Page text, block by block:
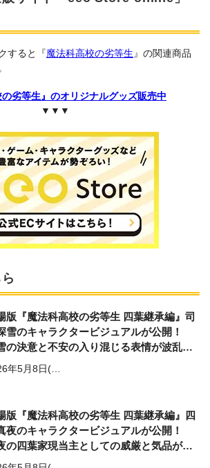
すると『魔法科高校の劣等生 』の関連商品
の劣等生』のオリジナルグッズ販売中
▼▼▼
版『魔法科高校の劣等生 四葉継承編』司
雪のキャラクタービジュアルが公開！
の決意と不安の入り混じる表情が波乱を
させるビジュアルに
年5月8日(…
版『魔法科高校の劣等生 四葉継承編』四
夜のキャラクタービジュアルが公開！
の四葉家現当主としての威厳と気品がい
う際立つビジュアルに